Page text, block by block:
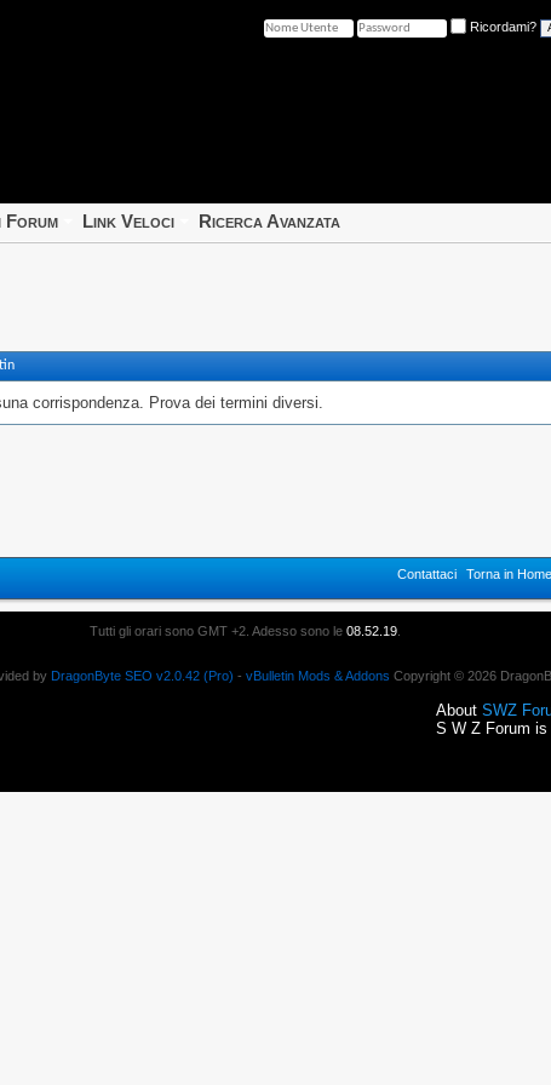
Ricordami?
Forum Link Veloci Ricerca Avanzata
corrispondenza. Prova dei termini diversi.
Contattaci Torna in
Tutti gli orari sono GMT +2. Adesso sono le 08.52.19.
by DragonByte SEO v2.0.42 (Pro) - vBulletin Mods & Addons Copyright © 2026
About SWZ
S W Z Forum